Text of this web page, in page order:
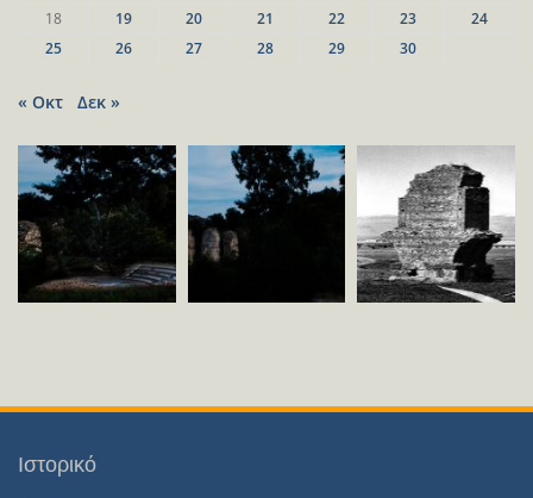
18
19 20 21 22 23
24
25
26 27 28 29 30
« Οκτ Δεκ »
Ιστορικό